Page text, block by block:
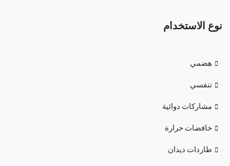
نوع الاستخدام
هضمي
تنفسي
مشاركات دوائية
خافضات حرارة
طاردات ديدان